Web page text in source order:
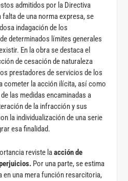
admitidos por la Directiva
de una norma expresa, se
indagación de los
determinados límites generales
En la obra se destaca el
de cesación de naturaleza
prestadores de servicios de los
cometer la acción ilícita, así como
las medidas encaminadas a
de la infracción y sus
la individualización de una serie
esa finalidad.
reviste laacción de
Por una parte, se estima
en una mera función resarcitoria,